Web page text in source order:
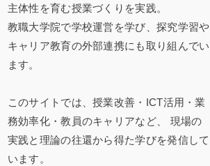
主体性を育む授業づくりを実践。
教職大学院で学校運営を学び、探究学習や
キャリア教育の外部連携にも取り組んでい
ます。
このサイトでは、授業改善・ICT活用・業
務効率化・教員のキャリアなど、 現場の
実践と理論の往還から得た学びを発信して
います。